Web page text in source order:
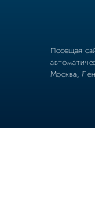
Посещая
Москва,